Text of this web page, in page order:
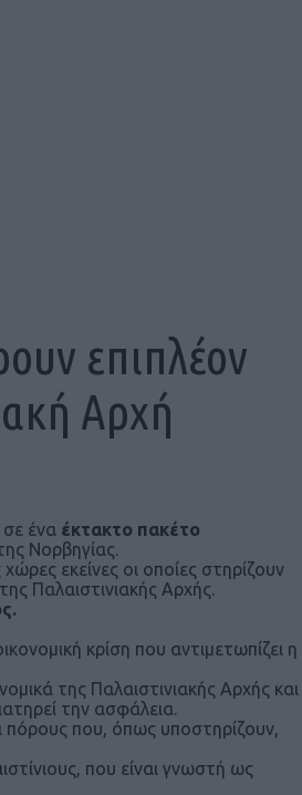
επιπλέον
Αρχή
ένα έκτακτο πακέτο
Νορβηγίας.
εκείνες οι οποίες στηρίζουν
Παλαιστινιακής Αρχής.
κρίση που αντιμετωπίζει η
της Παλαιστινιακής Αρχής και
την ασφάλεια.
πόρους που, όπως υποστηρίζουν,
που είναι γνωστή ως